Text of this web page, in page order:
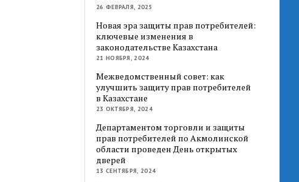
26 ФЕВРАЛЯ, 2025
Новая эра защиты прав потребителей:
ключевые изменения в
законодательстве Казахстана
21 НОЯБРЯ, 2024
Межведомственный совет: как
улучшить защиту прав потребителей
в Казахстане
23 ОКТЯБРЯ, 2024
Департаментом торговли и защиты
прав потребителей по Акмолинской
области проведен День открытых
дверей
13 СЕНТЯБРЯ, 2024